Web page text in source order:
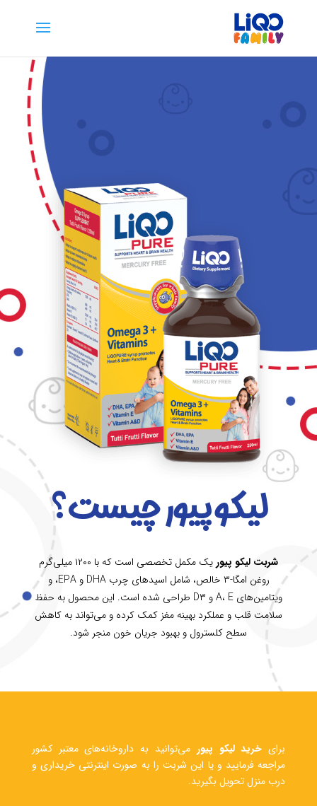
لیکو پیور چیست؟
شربت لیکو پیور
یک مکمل تخصصی است که با ۱۲۰۰ میلی‌گرم
روغن امگا-۳ خالص، شامل اسیدهای چرب DHA و EPA، و
ویتامین‌های A، E و D۳ طراحی شده است. این محصول به حفظ
سلامت قلب و عملکرد بهینه مغز کمک کرده و می‌تواند به کاهش
سطح کلسترول و بهبود جریان خون منجر شود.
برای خرید لیکو پیور می‌توانید به داروخانه‌های معتبر کشور
مراجعه فرمایید و یا این شربت را به صورت اینترنتی خریداری و
درب منزل تحویل بگیرید.